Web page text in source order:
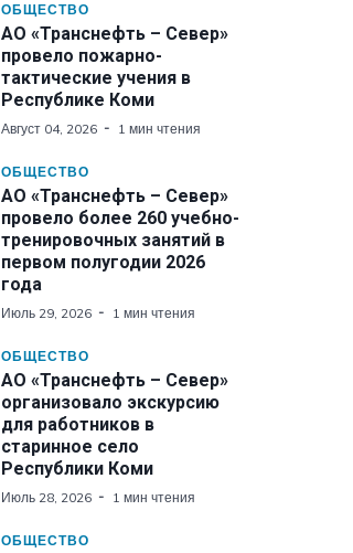
ОБЩЕСТВО
АО «Транснефть – Север»
провело пожарно-
тактические учения в
Республике Коми
Август 04, 2026 1 мин чтения
ОБЩЕСТВО
АО «Транснефть – Север»
провело более 260 учебно-
тренировочных занятий в
первом полугодии 2026
года
Июль 29, 2026 1 мин чтения
ОБЩЕСТВО
АО «Транснефть – Север»
организовало экскурсию
для работников в
старинное село
Республики Коми
Июль 28, 2026 1 мин чтения
ОБЩЕСТВО